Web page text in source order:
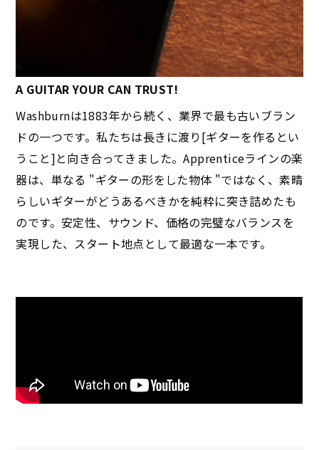
A GUITAR YOUR CAN TRUST!
Washburnは1883年から続く、業界で最も古いブラン
ドの一つです。私たちは長きに渡り[ギターを作るとい
うこと]と向き合ってきました。Apprenticeラインの楽
器は、単なる "ギターの形をした物体 "ではなく、素晴
らしいギターがどうあるべきかを純粋に突き詰めたも
のです。安定性、サウンド、価格の完璧なバランスを
実現した、スタート地点として最適な一本です。